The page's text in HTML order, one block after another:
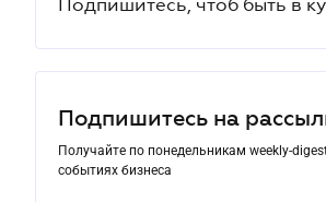
Подпишитесь на
Получайте по понедельникам weekly-
событиях бизнеса